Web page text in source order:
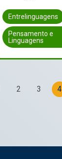
Entrelinguagens
Pensamento e
Linguagens
2 3 4